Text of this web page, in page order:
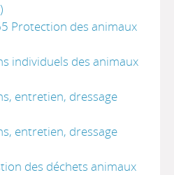
Protection des animaux
individuels des animaux
entretien, dressage
entretien, dressage
des déchets animaux